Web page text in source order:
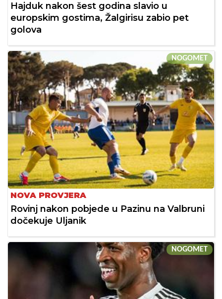
Hajduk nakon šest godina slavio u
europskim gostima, Žalgirisu zabio pet
golova
NOGOMET
NOVA PROVJERA
Rovinj nakon pobjede u Pazinu na Valbruni
dočekuje Uljanik
NOGOMET